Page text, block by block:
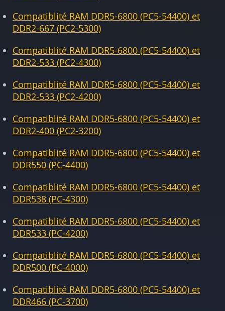
Compatiblité RAM DDR5-6800 (PC5-54400) et
DDR2-667 (PC2-5300)
Compatiblité RAM DDR5-6800 (PC5-54400) et
DDR2-533 (PC2-4300)
Compatiblité RAM DDR5-6800 (PC5-54400) et
DDR2-533 (PC2-4200)
Compatiblité RAM DDR5-6800 (PC5-54400) et
DDR2-400 (PC2-3200)
Compatiblité RAM DDR5-6800 (PC5-54400) et
DDR550 (PC-4400)
Compatiblité RAM DDR5-6800 (PC5-54400) et
DDR538 (PC-4300)
Compatiblité RAM DDR5-6800 (PC5-54400) et
DDR533 (PC-4200)
Compatiblité RAM DDR5-6800 (PC5-54400) et
DDR500 (PC-4000)
Compatiblité RAM DDR5-6800 (PC5-54400) et
DDR466 (PC-3700)